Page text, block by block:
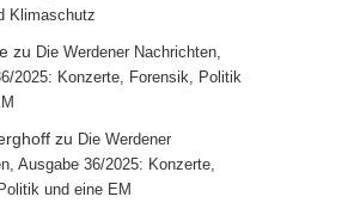
Klimaschutz
zu Die Werdener Nachrichten,
2025: Konzerte, Forensik, Politik
zu Die Werdener
Ausgabe 36/2025: Konzerte,
und eine EM